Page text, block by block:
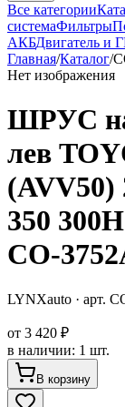
Все категории
системаФильтры
АКБДвигатель и
Главная/Каталог/
Нет изображения
ШРУС
лев
(AVV50)
350
CO-
LYNXauto · арт.
от 3 420 ₽
в наличии: 1 шт.
В корзину